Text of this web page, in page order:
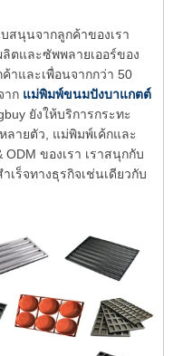
สนุนจากลูกค้าของเรา
ตและซัพพลายเออร์ของ
าและเพื่อนจากกว่า 50
าก แม่พิมพ์ขนมปังบาแกตต์
ยังให้บริการกระทะ
ลายตัว, แม่พิมพ์เค้กและ
ของเรา เราสนุกกับ
ร็จทางธุรกิจเช่นเดียวกับ